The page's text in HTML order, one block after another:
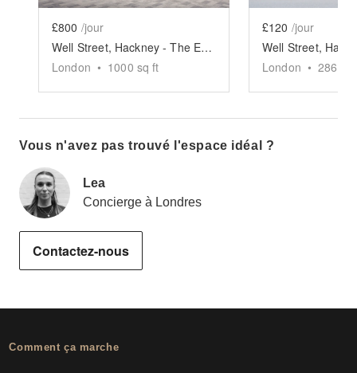
£800 /jour
Well Street, Hackney - The Exposed Brick Bar
London • 1000 sq ft
£120 /jour
London • 286
Vous n'avez pas trouvé l'espace idéal ?
Lea
Concierge à Londres
Contactez-nous
Comment ça marche